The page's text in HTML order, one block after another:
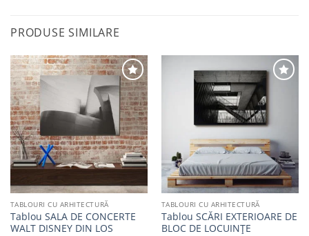
PRODUSE SIMILARE
Adaugă
la
favorite
TABLOURI CU ARHITECTURĂ
Tablou SALA DE CONCERTE
WALT DISNEY DIN LOS
Adaugă
TABLOURI CU ARHITECTURĂ
Tablou SCĂRI EXTERIOARE DE
BLOC DE LOCUINȚE